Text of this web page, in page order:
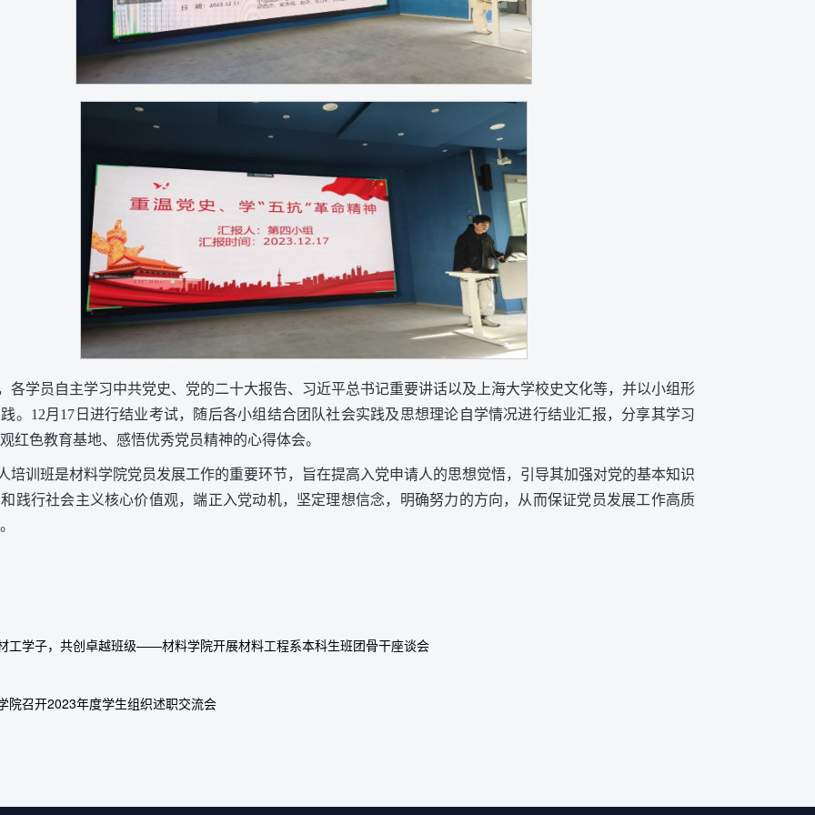
各学员自主学习中共党史、党的二十大报告、习近平总书记重要讲话以及上海大学校史文化等，并以小组形
。12月17日进行结业考试，随后各小组结合团队社会实践及思想理论自学情况进行结业汇报，分享其学习
红色教育基地、感悟优秀党员精神的心得体会。
培训班是材料学院党员发展工作的重要环节，旨在提高入党申请人的思想觉悟，引导其加强对党的基本知识
践行社会主义核心价值观，端正入党动机，坚定理想信念，明确努力的方向，从而保证党员发展工作高质
工学子，共创卓越班级——材料学院开展材料工程系本科生班团骨干座谈会
院召开2023年度学生组织述职交流会